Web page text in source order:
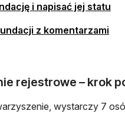
i napisać jej statu
z komentarzami
rejestrowe – krok
wystarczy 7